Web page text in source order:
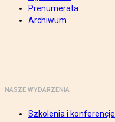
Prenumerata
Archiwum
NASZE WYDARZENIA
Szkolenia i konferencje